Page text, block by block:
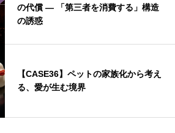
の代償 ― 「第三者を消費する」構造
の誘惑
【CASE36】ペットの家族化から考え
る、愛が生む境界